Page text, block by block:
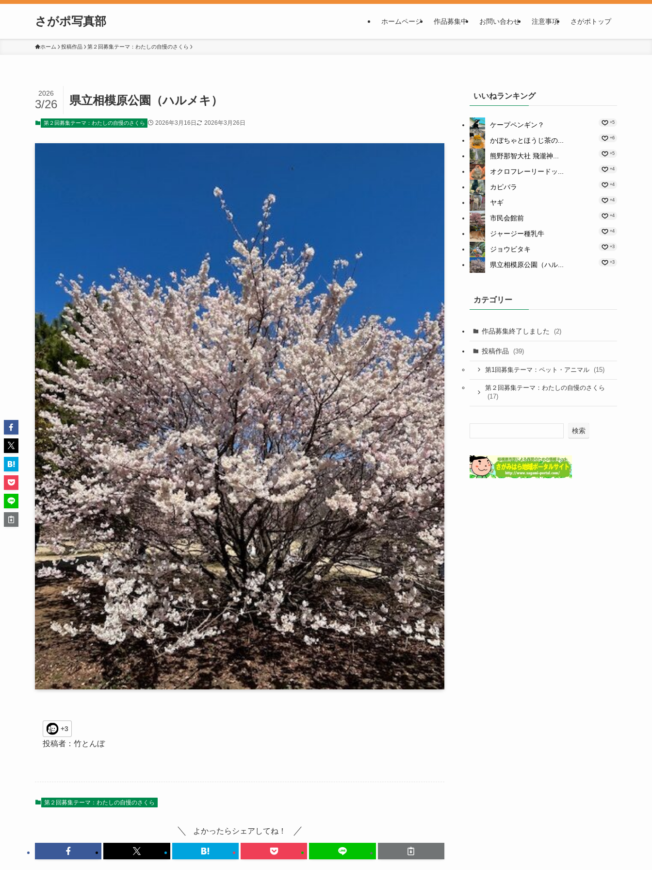
さがポ写真部 ホームページ 作品募集中 お問い合わせ 注意事項 さがポトップ
ホーム 投稿作品 第２回募集テーマ：わたしの自慢のさくら
県立相模原公園（ハルメキ）
2026
3/26
第２回募集テーマ：わたしの自慢のさくら 2026年3月16日 2026年3月26日
+3
投稿者：竹とんぼ
第２回募集テーマ：わたしの自慢のさくら
よかったらシェアしてね！
いいねランキング
ケープペンギン？ +5
かぼちゃとほうじ茶の... +6
熊野那智大社 飛瀧神... +5
オクロフレーリードッ... +4
カピバラ +4
ヤギ +4
市民会館前 +4
ジャージー種乳牛 +4
ジョウビタキ +3
県立相模原公園（ハル... +3
カテゴリー
作品募集終了しました (2)
投稿作品 (39)
第1回募集テーマ：ペット・アニマル (15)
第２回募集テーマ：わたしの自慢のさくら
(17)
検索